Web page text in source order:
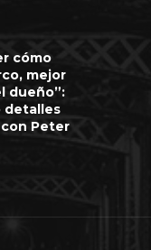
cómo
mejor
dueño”:
detalles
Peter